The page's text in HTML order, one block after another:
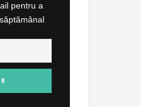
pentru a